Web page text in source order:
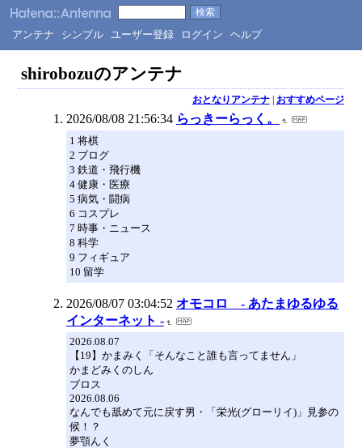
アンテナ シンプル ユーザー登録 ログイン ヘルプ
shirobozuのアンテナ
おとなりアンテナ| おすすめページ
2026/08/08 21:56:34 らっきーらっく。
1 将棋
2 ブログ
3 鉄道・飛行機
4 健康・医療
5 病気・闘病
6 コスプレ
7 時事・ニュース
8 科学
9 フィギュア
10 留学
2026/08/07 03:04:52 オモコロ - あたまゆるゆる
インターネット -
2026.08.07
【19】かまみく「そんなこと誰も言ってません」
かまどみくのしん
ブロス
2026.08.06
なんでも舐めて元に戻す男・「栄光(グローリイ)」見参の
候！？
夢顎んく